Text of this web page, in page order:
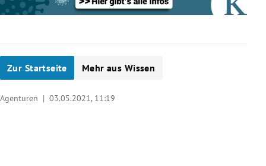
Zur Startseite Mehr aus Wissen
Agenturen | 03.05.2021, 11:19